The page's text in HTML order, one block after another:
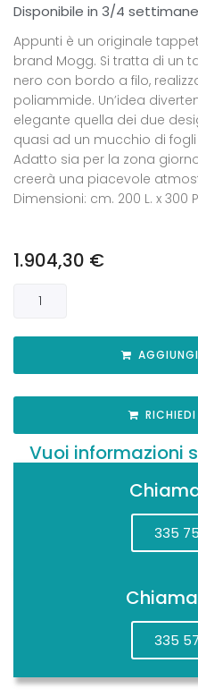
Disponibile in 3/4 settimane
Appunti è un originale
brand Mogg. Si tratta di un
nero con bordo a filo,
poliammide. Un’idea
elegante quella dei due
quasi ad un mucchio di
Adatto sia per la zona
creerà una piacevole
Dimensioni: cm. 200 L. x 300
1.904,30 €
Vuoi informazioni
335
335